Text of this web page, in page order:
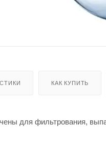
КАК КУПИТЬ
для фильтрования,